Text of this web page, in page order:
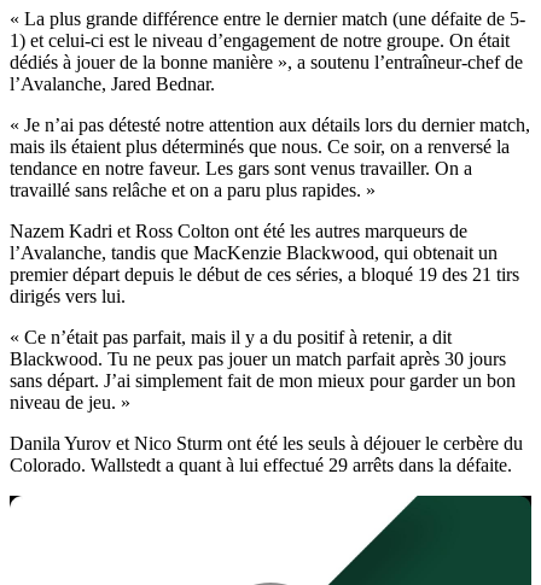
« La plus grande différence entre le dernier match (une défaite de 5-
1) et celui-ci est le niveau d’engagement de notre groupe. On était
dédiés à jouer de la bonne manière », a soutenu l’entraîneur-chef de
l’Avalanche, Jared Bednar.
« Je n’ai pas détesté notre attention aux détails lors du dernier match,
mais ils étaient plus déterminés que nous. Ce soir, on a renversé la
tendance en notre faveur. Les gars sont venus travailler. On a
travaillé sans relâche et on a paru plus rapides. »
Nazem Kadri et Ross Colton ont été les autres marqueurs de
l’Avalanche, tandis que MacKenzie Blackwood, qui obtenait un
premier départ depuis le début de ces séries, a bloqué 19 des 21 tirs
dirigés vers lui.
« Ce n’était pas parfait, mais il y a du positif à retenir, a dit
Blackwood. Tu ne peux pas jouer un match parfait après 30 jours
sans départ. J’ai simplement fait de mon mieux pour garder un bon
niveau de jeu. »
Danila Yurov et Nico Sturm ont été les seuls à déjouer le cerbère du
Colorado. Wallstedt a quant à lui effectué 29 arrêts dans la défaite.